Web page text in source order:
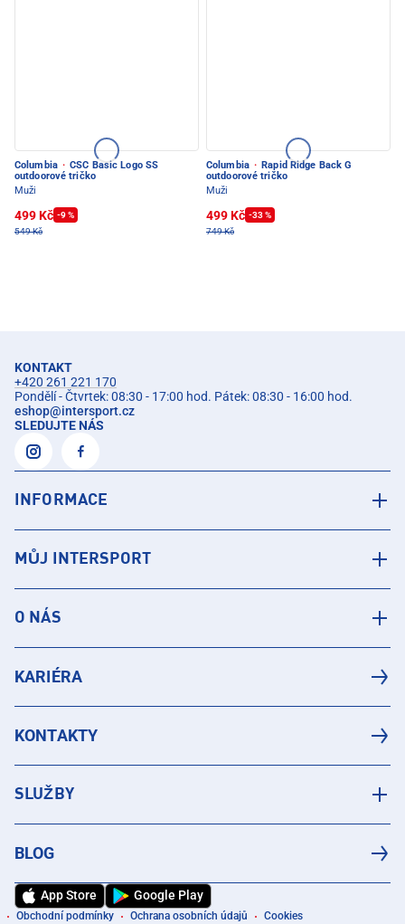
Columbia · CSC Basic Logo SS
outdoorové tričko
Muži
499 Kč -9 %
549 Kč
Columbia · Rapid Ridge Back G
outdoorové tričko
Muži
499 Kč -33 %
749 Kč
KONTAKT
+420 261 221 170
Pondělí - Čtvrtek: 08:30 - 17:00 hod. Pátek: 08:30 - 16:00 hod.
eshop@intersport.cz
SLEDUJTE NÁS
INFORMACE
MŮJ INTERSPORT
O NÁS
KARIÉRA
KONTAKTY
SLUŽBY
BLOG
App Store Google Play
Obchodní podmínky Ochrana osobních údajů Cookies